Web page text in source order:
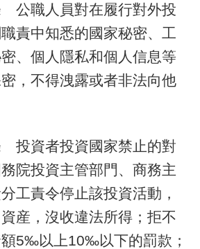
職人員對在履行對外投
責中知悉的國家秘密、工
、個人隱私和個人信息等
，不得洩露或者非法向他
資者投資國家禁止的對
院投資主管部門、商務主
工責令停止該投資活動，
産，沒收違法所得；拒不
5‰以上10‰以下的罰款；